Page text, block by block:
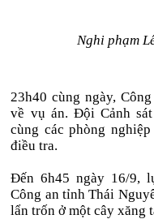
Nghi phạm
23h40 cùng ngày,
về vụ án. Đội Cảnh
cùng các phòng
điều tra.
Đến 6h45 ngày 16/9,
Công an tỉnh Thái
lẩn trốn ở một cây xăng